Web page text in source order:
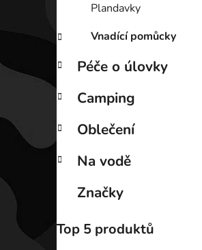
Plandavky
Vnadící pomůcky
Péče o úlovky
Camping
Oblečení
Na vodě
Značky
Top 5 produktů